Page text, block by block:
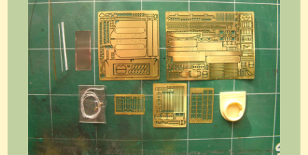
UTZ
mod.44
référence
6203
au
1/35
(Partie
6).